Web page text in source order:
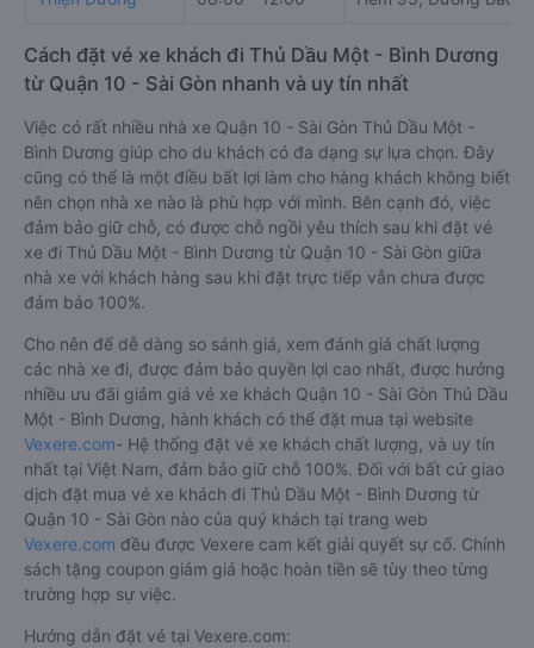
Cách đặt vé xe khách đi Thủ Dầu Một - Bình Dương
từ Quận 10 - Sài Gòn nhanh và uy tín nhất
Việc có rất nhiều nhà xe Quận 10 - Sài Gòn Thủ Dầu Một -
Bình Dương giúp cho du khách có đa dạng sự lựa chọn. Đây
cũng có thể là một điều bất lợi làm cho hàng khách không biết
nên chọn nhà xe nào là phù hợp với mình. Bên cạnh đó, việc
đảm bảo giữ chỗ, có được chỗ ngồi yêu thích sau khi đặt vé
xe đi Thủ Dầu Một - Bình Dương từ Quận 10 - Sài Gòn giữa
nhà xe với khách hàng sau khi đặt trực tiếp vẫn chưa được
đảm bảo 100%.
Cho nên để dễ dàng so sánh giá, xem đánh giá chất lượng
các nhà xe đi, được đảm bảo quyền lợi cao nhất, được hưởng
nhiều ưu đãi giảm giá vé xe khách Quận 10 - Sài Gòn Thủ Dầu
Một - Bình Dương, hành khách có thể đặt mua tại website
Vexere.com- Hệ thống đặt vé xe khách chất lượng, và uy tín
nhất tại Việt Nam, đảm bảo giữ chỗ 100%. Đối với bất cứ giao
dịch đặt mua vé xe khách đi Thủ Dầu Một - Bình Dương từ
Quận 10 - Sài Gòn nào của quý khách tại trang web
Vexere.com đều được Vexere cam kết giải quyết sự cố. Chính
sách tặng coupon giảm giá hoặc hoàn tiền sẽ tùy theo từng
trường hợp sự việc.
Hướng dẫn đặt vé tại Vexere.com: